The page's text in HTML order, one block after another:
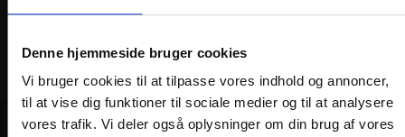
Denne hjemmeside bruger cookies
Vi bruger cookies til at tilpasse vores indhold og annoncer,
til at vise dig funktioner til sociale medier og til at analysere
vores trafik. Vi deler også oplysninger om din brug af vores